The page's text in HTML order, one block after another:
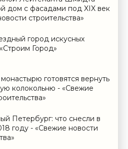
дом с фасадами под XIX век
строительства»
город искусных
Город»
готовятся вернуть
колокольню - «Свежие
Петербург: что снесли в
году - «Свежие новости